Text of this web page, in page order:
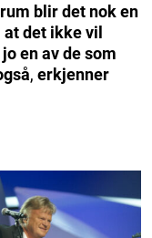
blir det nok en
det ikke vil
en av de som
, erkjenner